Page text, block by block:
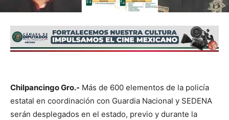
Chilpancingo Gro.- Más de 600 elementos de la policía
estatal en coordinación con Guardia Nacional y SEDENA
serán desplegados en el estado, previo y durante la